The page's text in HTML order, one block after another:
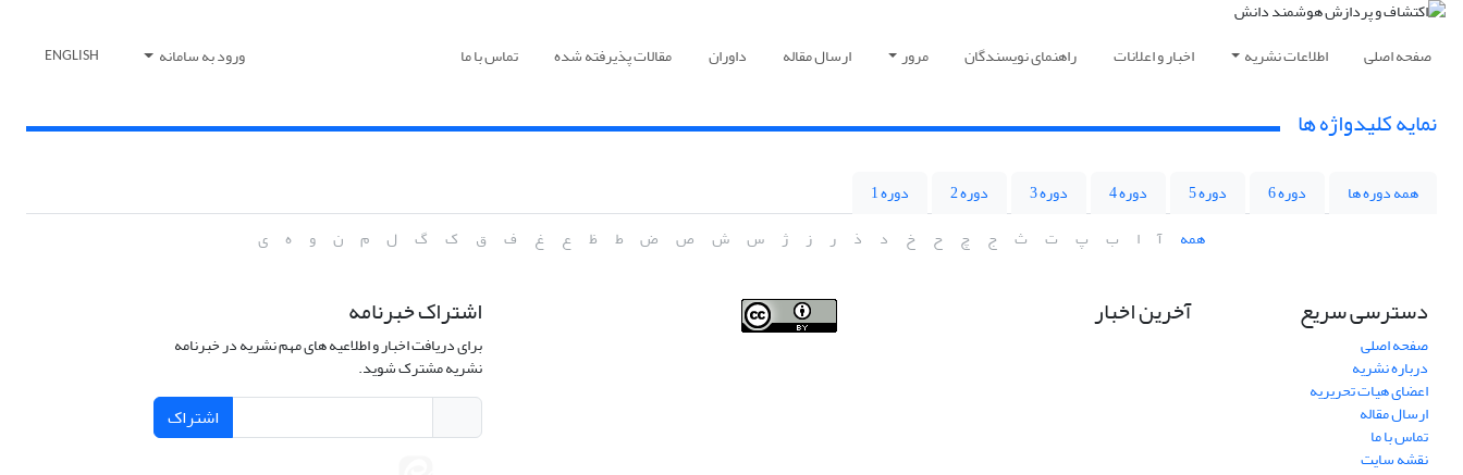
صفحه اصلی اطلاعات نشریه اخبار و اعلانات راهنمای نویسندگان مرور ارسال مقاله داوران مقالات پذیرفته شده تماس با ما ورود به سامانه ENGLISH
نمایه کلیدواژه ها
همه دوره ها دوره 6 دوره 5 دوره 4 دوره 3 دوره 2
دوره 1
همه
آ ا ب پ ت ث ج چ ح خ د ذ ر ز ژ س ش ص ض ط ظ ع غ ف ق ک گ ل م ن و ه ی
دسترسی سریع
صفحه اصلی
درباره نشریه
اعضای هیات تحریریه
ارسال مقاله
تماس با ما
نقشه سایت
آخرین اخبار اشتراک خبرنامه
برای دریافت اخبار و اطلاعیه های مهم نشریه در خبرنامه
نشریه مشترک شوید.
اشتراک